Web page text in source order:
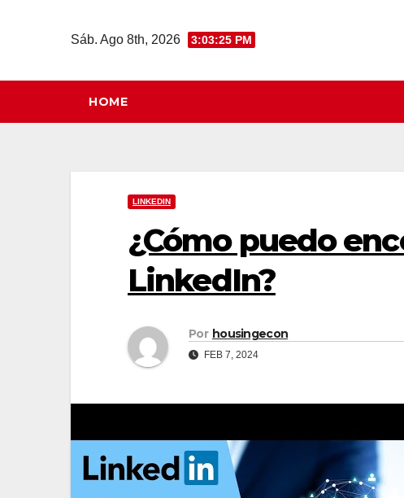
Sáb. Ago 8th, 2026 3:03:26 PM
HOME
LINKEDIN
¿Cómo puedo
LinkedIn?
Por housingecon
FEB 7, 2024